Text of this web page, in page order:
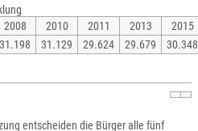
2008 2010 2011 2013 2015
31.198 31.129 29.624 29.679 30.348
entscheiden die Bürger alle fünf